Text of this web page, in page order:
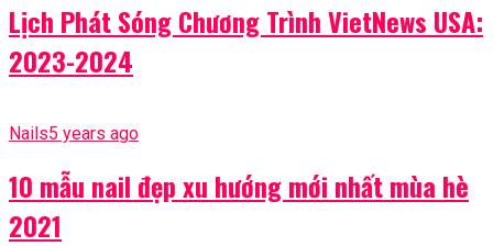
Lịch Phát Sóng Chương Trình VietNews USA:
2023-2024
Nails5 years ago
10 mẫu nail đẹp xu hướng mới nhất mùa hè
2021